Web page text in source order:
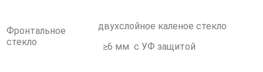
Фронтальное
стекло
двухслойное каленое стекло
≥6 мм с УФ защитой